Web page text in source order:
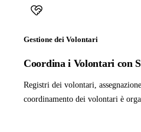
Gestione dei Volontari
Coordina i Volontari con
Registri dei volontari,
coordinamento dei volontari è